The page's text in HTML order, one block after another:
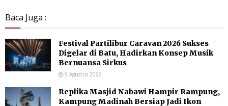
Baca Juga :
Festival Partilibur Caravan 2026 Sukses
Digelar di Batu, Hadirkan Konsep Musik
Bernuansa Sirkus
9 Agustus 2026
Replika Masjid Nabawi Hampir Rampung,
Kampung Madinah Bersiap Jadi Ikon